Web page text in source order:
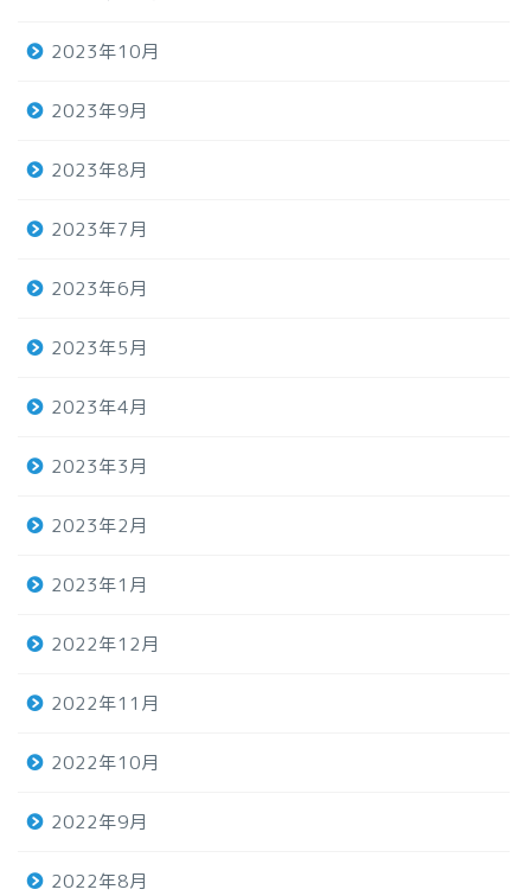
2023年10月
2023年9月
2023年8月
2023年7月
2023年6月
2023年5月
2023年4月
2023年3月
2023年2月
2023年1月
2022年12月
2022年11月
2022年10月
2022年9月
2022年8月